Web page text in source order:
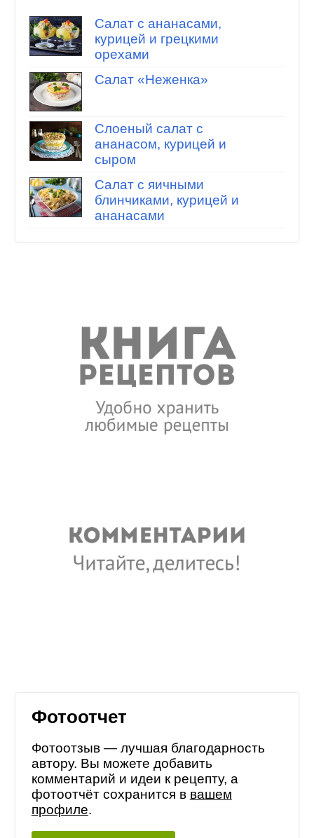
Салат с ананасами,
курицей и грецкими
орехами
Салат «Неженка»
Слоеный салат с
ананасом, курицей и
сыром
Салат с яичными
блинчиками, курицей и
ананасами
Фотоотчет
Фотоотзыв — лучшая благодарность
автору. Вы можете добавить
комментарий и идеи к рецепту, а
фотоотчёт сохранится в вашем
профиле.